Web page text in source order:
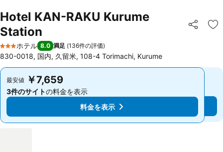
Hotel KAN-RAKU Kurume
Station
シェア お
3 ホテルのランク
ホテル 8.0 満足 (136件の評価)
830-0018, 国内, 久留米, 108-4 Torimachi, Kurume
最安値 ￥7,659
3件のサイトの料金を表示
料金を表示
最安値 ￥7,659
3件のサイトの料金を表示
料金を表示